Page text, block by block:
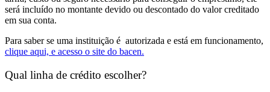
será incluído no montante devido ou descontado do valor creditado
em sua conta.
Para saber se uma instituição é autorizada e está em funcionamento,
clique aqui, e acesso o site do bacen.
Qual linha de crédito escolher?